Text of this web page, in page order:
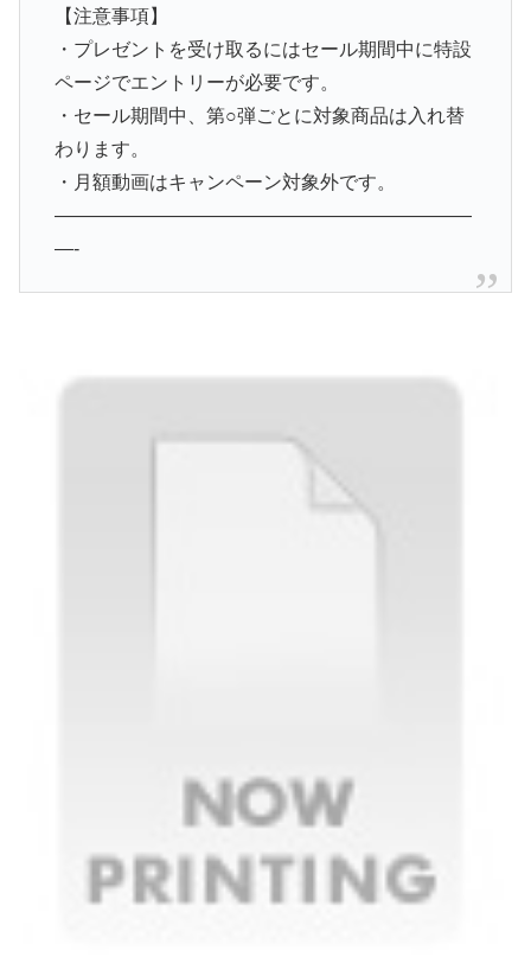
【注意事項】
・プレゼントを受け取るにはセール期間中に特設
ページでエントリーが必要です。
・セール期間中、第○弾ごとに対象商品は入れ替
わります。
・月額動画はキャンペーン対象外です。
——————————————————————
—-